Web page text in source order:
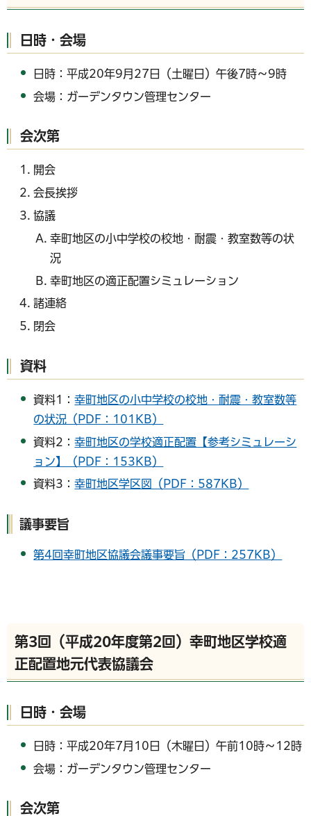
日時・会場
日時：平成20年9月27日（土曜日）午後7時～9時
会場：ガーデンタウン管理センター
会次第
開会
会長挨拶
協議
幸町地区の小中学校の校地・耐震・教室数等の状
況
幸町地区の適正配置シミュレーション
諸連絡
閉会
資料
資料1：幸町地区の小中学校の校地・耐震・教室数等
の状況（PDF：101KB）
資料2：幸町地区の学校適正配置【参考シミュレーシ
ョン】（PDF：153KB）
資料3：幸町地区学区図（PDF：587KB）
議事要旨
第4回幸町地区協議会議事要旨（PDF：257KB）
第3回（平成20年度第2回）幸町地区学校適
正配置地元代表協議会
日時・会場
日時：平成20年7月10日（木曜日）午前10時～12時
会場：ガーデンタウン管理センター
会次第